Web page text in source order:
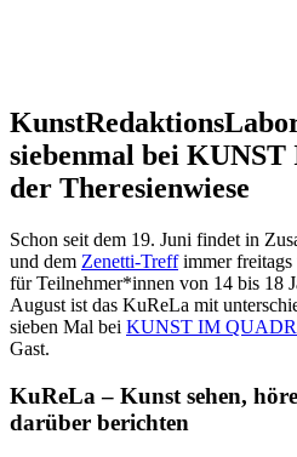
siebenmal bei
der Theresienwiese
Schon seit dem 19. Juni findet in
und dem Zenetti-Treff immer freitags
für Teilnehmer*innen von 14 bis 18
August ist das KuReLa mit
sieben Mal bei KUNST IM
Gast.
KuReLa – Kunst sehen,
darüber berichten